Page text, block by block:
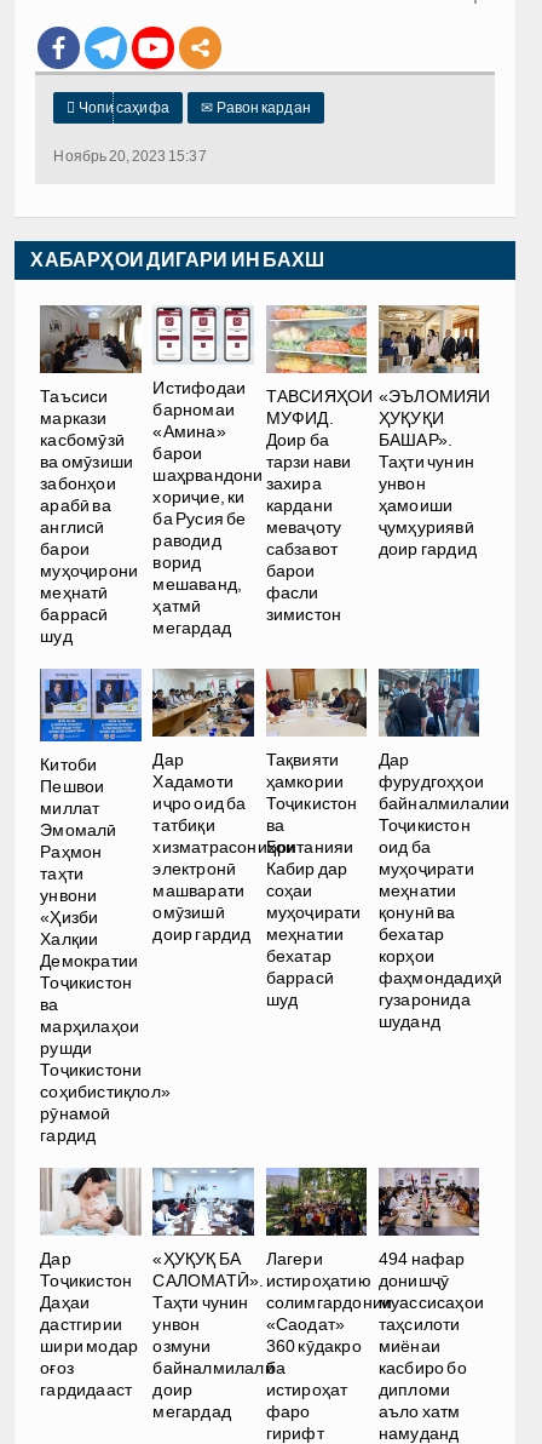
 Чопи саҳифа ✉ Равон кардан
Ноябрь 20, 2023 15:37
ХАБАРҲОИ ДИГАРИ ИН БАХШ
Таъсиси
маркази
касбомӯзӣ
ва омӯзиши
забонҳои
арабӣ ва
англисӣ
барои
муҳоҷирони
меҳнатӣ
баррасӣ
шуд
Истифодаи
барномаи
«Амина»
барои
шаҳрвандони
хориҷие, ки
ба Русия бе
раводид
ворид
мешаванд,
ҳатмӣ
мегардад
ТАВСИЯҲОИ
МУФИД.
Доир ба
тарзи нави
захира
кардани
меваҷоту
сабзавот
барои
фасли
зимистон
«ЭЪЛОМИЯИ
ҲУҚУҚИ
БАШАР».
Таҳти чунин
унвон
ҳамоиши
ҷумҳуриявӣ
доир гардид
Китоби
Пешвои
миллат
Эмомалӣ
Раҳмон
таҳти
унвони
«Ҳизби
Халқии
Демократии
Тоҷикистон
ва
марҳилаҳои
рушди
Тоҷикистони
соҳибистиқлол»
рӯнамоӣ
гардид
Дар
Хадамоти
иҷро оид ба
татбиқи
хизматрасониҳои
электронӣ
машварати
омӯзишӣ
доир гардид
Тақвияти
ҳамкории
Тоҷикистон
ва
Британияи
Кабир дар
соҳаи
муҳоҷирати
меҳнатии
бехатар
баррасӣ
шуд
Дар
фурудгоҳҳои
байналмилалии
Тоҷикистон
оид ба
муҳоҷирати
меҳнатии
қонунӣ ва
бехатар
корҳои
фаҳмондадиҳӣ
гузаронида
шуданд
Дар
Тоҷикистон
Даҳаи
дастгирии
шири модар
оғоз
гардидааст
«ҲУҚУҚ БА
САЛОМАТӢ».
Таҳти чунин
унвон
озмуни
байналмилалӣ
доир
мегардад
Лагери
истироҳатию
солимгардонии
«Саодат»
360 кӯдакро
ба
истироҳат
фаро
гирифт
494 нафар
донишҷӯ
муассисаҳои
таҳсилоти
миёнаи
касбиро бо
дипломи
аъло хатм
намуданд